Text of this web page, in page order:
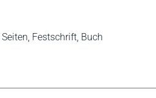
Festschrift, Buch